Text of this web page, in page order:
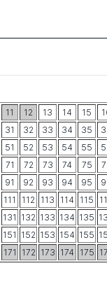
11 12 13 14 15
31 32 33 34 35
51 52 53 54 55
71 72 73 74 75
91 92 93 94 95
111 112 113 114 115
131 132 133 134 135
151 152 153 154 155
171 172 173 174 175